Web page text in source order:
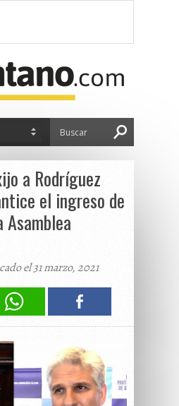
a Rodríguez
el ingreso de
Asamblea
el 31 marzo, 2021